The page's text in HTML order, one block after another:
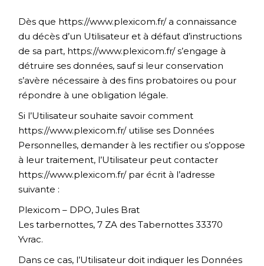
Dès que https://www.plexicom.fr/a connaissance
du décès d’un Utilisateur et à défaut d’instructions
de sa part, https://www.plexicom.fr/s’engage à
détruire ses données, sauf si leur conservation
s’avère nécessaire à des fins probatoires ou pour
répondre à une obligation légale.
Si l’Utilisateur souhaite savoir comment
https://www.plexicom.fr/utilise ses Données
Personnelles, demander à les rectifier ou s’oppose
à leur traitement, l’Utilisateur peut contacter
https://www.plexicom.fr/par écrit à l’adresse
suivante :
Plexicom – DPO, Jules Brat
Les tarbernottes, 7 ZA des Tabernottes 33370
Yvrac.
Dans ce cas, l’Utilisateur doit indiquer les Données